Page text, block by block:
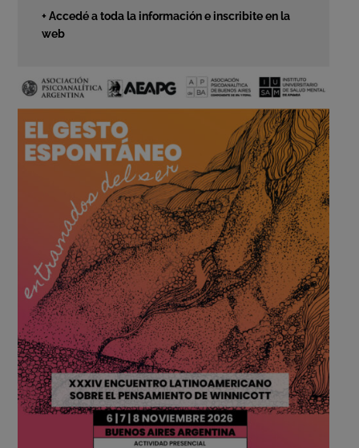
+ Accedé a toda la información e inscribite en la
web